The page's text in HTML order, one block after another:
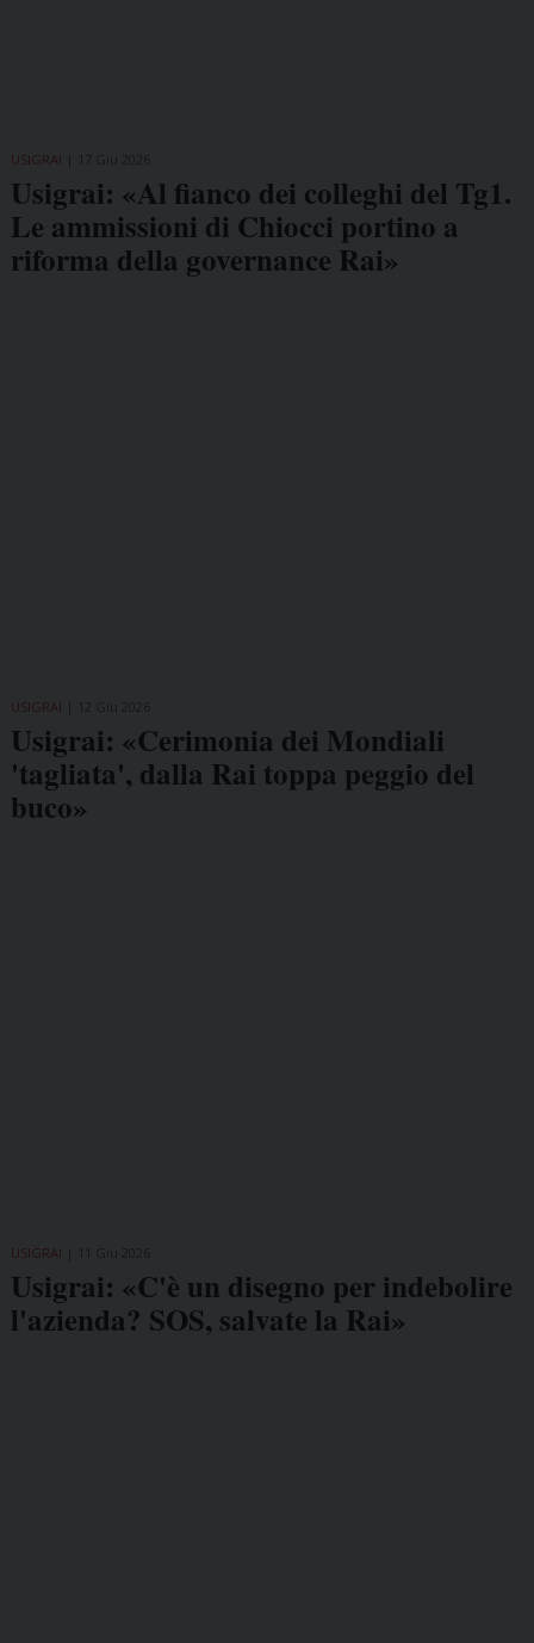
USIGRAI
Usigrai: «Al fianco dei colleghi del Tg1.
Le ammissioni di Chiocci portino a
riforma della governance Rai»
USIGRAI
Usigrai: «Cerimonia dei Mondiali
'tagliata', dalla Rai toppa peggio del
buco»
USIGRAI
Usigrai: «C'è un disegno per indebolire
l'azienda? SOS, salvate la Rai»